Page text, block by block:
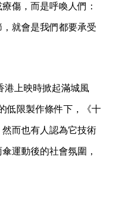
傷，而是呼喚人們：
就會是我們都要承受
港上映時掀起滿城風
低限製作條件下，《十
而也有人認為它技術
運動後的社會氛圍，